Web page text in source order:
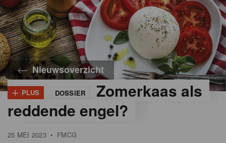
Nieuwsoverzicht
+ PLUS DOSSIER
Zomerkaas als
reddende engel?
25 MEI 2023 • FMCG
iStock